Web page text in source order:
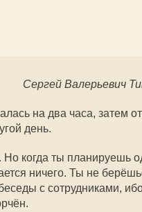
Сергей Валерьевич
на два часа, затем
день.
Но когда ты планируешь
ничего. Ты не
с сотрудниками,